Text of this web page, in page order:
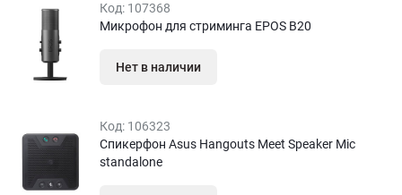
Код: 107368
Микрофон для стриминга EPOS B20
Нет в наличии
Код: 106323
Спикерфон Asus Hangouts Meet Speaker Mic
standalone